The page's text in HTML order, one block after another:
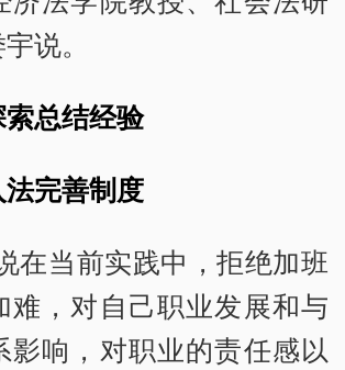
说。
总结经验
完善制度
当前实践中，拒绝加班
难，对自己职业发展和与
影响，对职业的责任感以